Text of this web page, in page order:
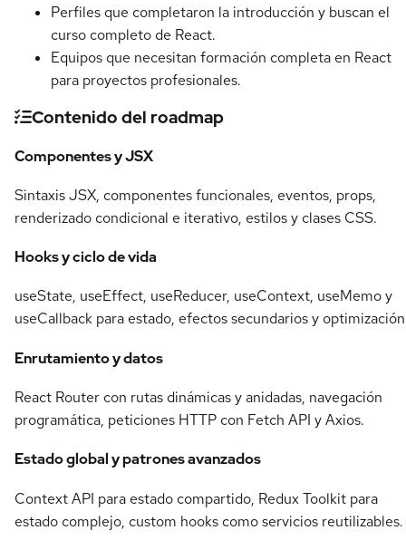
Perfiles que completaron la introducción y buscan el
curso completo de React.
Equipos que necesitan formación completa en React
para proyectos profesionales.
Contenido del roadmap
Componentes y JSX
Sintaxis JSX, componentes funcionales, eventos, props,
renderizado condicional e iterativo, estilos y clases CSS.
Hooks y ciclo de vida
useState, useEffect, useReducer, useContext, useMemo y
useCallback para estado, efectos secundarios y
Enrutamiento y datos
React Router con rutas dinámicas y anidadas, navegación
programática, peticiones HTTP con Fetch API y Axios.
Estado global y patrones avanzados
Context API para estado compartido, Redux Toolkit para
estado complejo, custom hooks como servicios reutilizables.